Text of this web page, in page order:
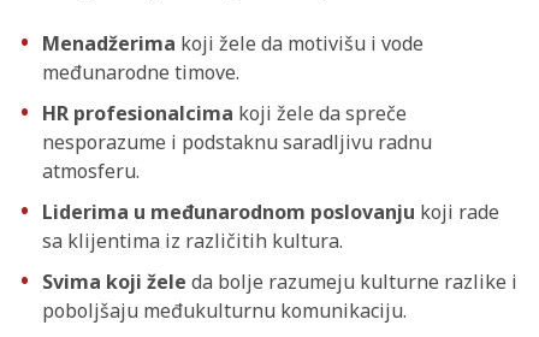
Menadžerima koji žele da motivišu i vode
međunarodne timove.
HR profesionalcima koji žele da spreče
nesporazume i podstaknu saradljivu radnu
atmosferu.
Liderima u međunarodnom poslovanju koji rade
sa klijentima iz različitih kultura.
Svima koji žele da bolje razumeju kulturne razlike i
poboljšaju međukulturnu komunikaciju.